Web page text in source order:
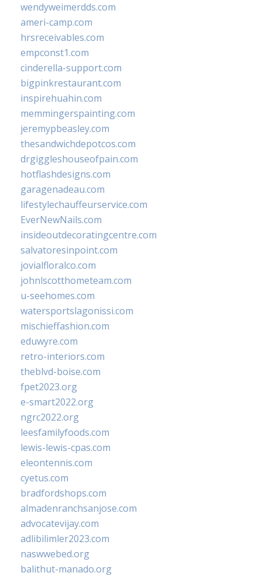
wendyweimerdds.com
ameri-camp.com
hrsreceivables.com
empconst1.com
cinderella-support.com
bigpinkrestaurant.com
inspirehuahin.com
memmingerspainting.com
jeremypbeasley.com
thesandwichdepotcos.com
drgiggleshouseofpain.com
hotflashdesigns.com
garagenadeau.com
lifestylechauffeurservice.com
EverNewNails.com
insideoutdecoratingcentre.com
salvatoresinpoint.com
jovialfloralco.com
johnlscotthometeam.com
u-seehomes.com
watersportslagonissi.com
mischieffashion.com
eduwyre.com
retro-interiors.com
theblvd-boise.com
fpet2023.org
e-smart2022.org
ngrc2022.org
leesfamilyfoods.com
lewis-lewis-cpas.com
eleontennis.com
cyetus.com
bradfordshops.com
almadenranchsanjose.com
advocatevijay.com
adlibilimler2023.com
naswwebed.org
balithut-manado.org